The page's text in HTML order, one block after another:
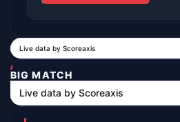
Live data by Scoreaxis
BIG MATCH
Live data by Scoreaxis